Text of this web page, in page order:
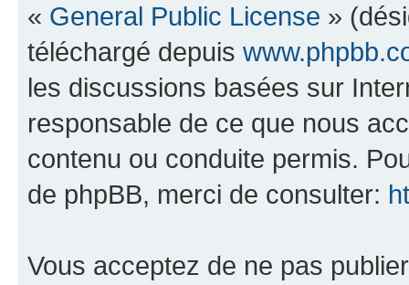
« General Public License »
téléchargé depuis
les discussions basées sur
responsable de ce que nous
contenu ou conduite permis.
de phpBB, merci de consulter:
Vous acceptez de ne pas